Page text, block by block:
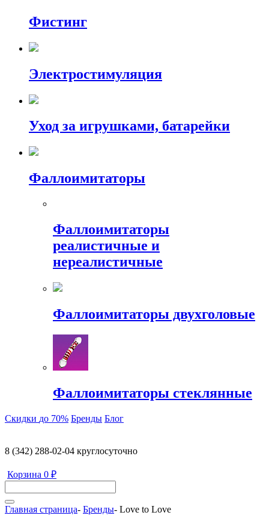
Фистинг
Электростимуляция
Уход за игрушками, батарейки
Фаллоимитаторы
Фаллоимитаторы
реалистичные и
нереалистичные
Фаллоимитаторы двухголовые
Фаллоимитаторы стеклянные
Скидки до 70% Бренды Блог
8 (342) 288-02-04 круглосуточно
Корзина 0 ₽
Главная страница- Бренды- Love to Love